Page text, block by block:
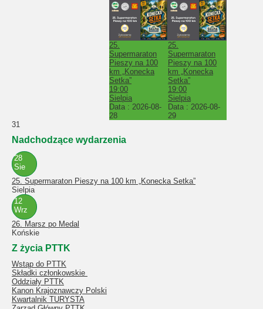
25.
Supermaraton
Pieszy na 100
km „Konecka
Setka”
19:00
Sielpia
Data : 2026-08-
28
25.
Supermaraton
Pieszy na 100
km „Konecka
Setka”
19:00
Sielpia
Data : 2026-08-
29
31
Nadchodzące wydarzenia
28
Sie
25. Supermaraton Pieszy na 100 km „Konecka Setka”
Sielpia
12
Wrz
26. Marsz po Medal
Końskie
Z życia PTTK
Wstąp do PTTK
Składki członkowskie
Oddziały PTTK
Kanon Krajoznawczy Polski
Kwartalnik TURYSTA